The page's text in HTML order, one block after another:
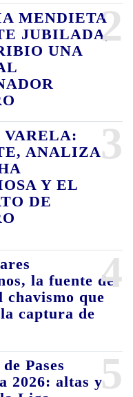
2
MENDIETA
JUBILADA,
UNA
3
ANALIZA
Y EL
DE
4
la fuente de
chavismo que
captura de
5
Pases
2026: altas y